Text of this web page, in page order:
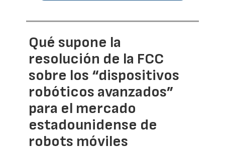
Qué supone la
resolución de la FCC
sobre los “dispositivos
robóticos avanzados”
para el mercado
estadounidense de
robots móviles